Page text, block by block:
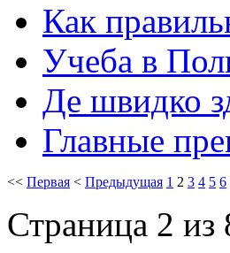
Как
Учеба в
Де швидко
Главные
<< Первая < Предыдущая 1 2 3 4 5 6
Страница 2 из